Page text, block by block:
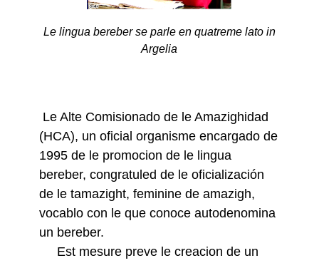
Le lingua bereber se parle en quatreme lato in
Argelia
Le Alte Comisionado de le Amazighidad
(HCA), un oficial organisme encargado de
1995 de le promocion de le lingua
bereber, congratuled de le oficialización
de le tamazight, feminine de amazigh,
vocablo con le que conoce autodenomina
un bereber.
Est mesure preve le creacion de un